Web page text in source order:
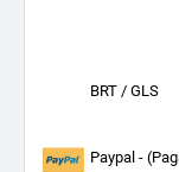
BRT / GLS
Paypal -